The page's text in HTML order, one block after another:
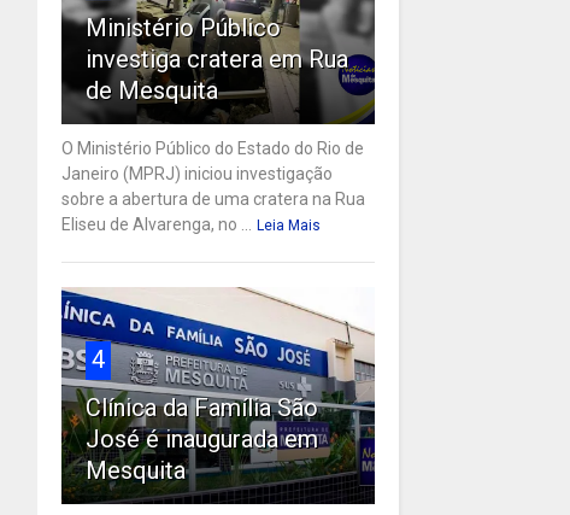
Ministério Público
investiga cratera em Rua
de Mesquita
O Ministério Público do Estado do Rio de
Janeiro (MPRJ) iniciou investigação
sobre a abertura de uma cratera na Rua
Eliseu de Alvarenga, no ... Leia Mais
4
Clínica da Família São
José é inaugurada em
Mesquita